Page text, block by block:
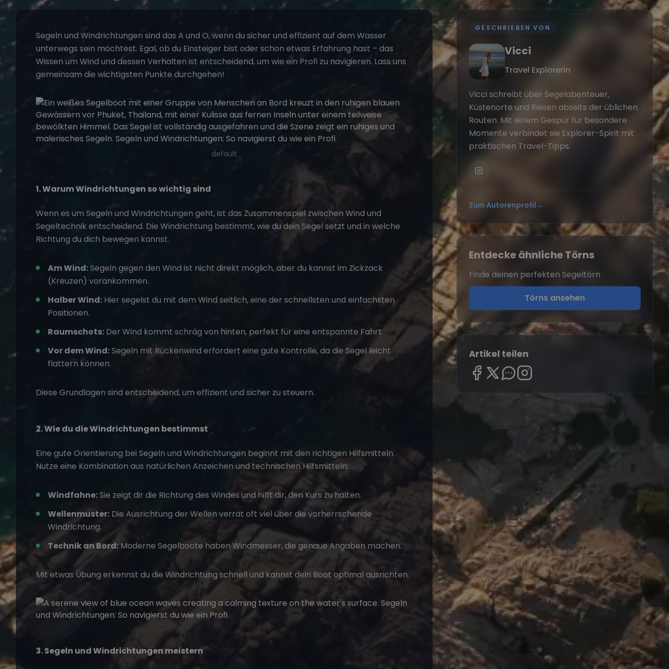
Segeln und Windrichtungen sind das A und O, wenn du sicher und effizient auf dem Wasser
unterwegs sein möchtest. Egal, ob du Einsteiger bist oder schon etwas Erfahrung hast – das
Wissen um Wind und dessen Verhalten ist entscheidend, um wie ein Profi zu navigieren. Lass uns
gemeinsam die wichtigsten Punkte durchgehen!
default
1. Warum Windrichtungen so wichtig sind
Wenn es um Segeln und Windrichtungen geht, ist das Zusammenspiel zwischen Wind und
Segeltechnik entscheidend. Die Windrichtung bestimmt, wie du dein Segel setzt und in welche
Richtung du dich bewegen kannst.
Am Wind:Segeln gegen den Wind ist nicht direkt möglich, aber du kannst im Zickzack
(Kreuzen) vorankommen.
Halber Wind: Hier segelst du mit dem Wind seitlich, eine der schnellsten und einfachsten
Positionen.
Raumschots: Der Wind kommt schräg von hinten, perfekt für eine entspannte Fahrt.
Vor dem Wind:Segeln mit Rückenwind erfordert eine gute Kontrolle, da die Segel leicht
flattern können.
Diese Grundlagen sind entscheidend, um effizient und sicher zu steuern.
2. Wie du die Windrichtungen bestimmst
Eine gute Orientierung bei Segeln und Windrichtungen beginnt mit den richtigen Hilfsmitteln.
Nutze eine Kombination aus natürlichen Anzeichen und technischen Hilfsmitteln:
Windfahne:Sie zeigt dir die Richtung des Windes und hilft dir, den Kurs zu halten.
Wellenmuster: Die Ausrichtung der Wellen verrät oft viel über die vorherrschende
Windrichtung.
Technik an Bord:Moderne Segelboote haben Windmesser, die genaue Angaben machen.
Mit etwas Übung erkennst du die Windrichtung schnell und kannst dein Boot optimal ausrichten.
3. Segeln und Windrichtungen meistern
GESCHRIEBEN VON
Vicci
Travel Explorerin
Vicci schreibt über Segelabenteuer,
Küstenorte und Reisen abseits der üblichen
Routen. Mit einem Gespür für besondere
Momente verbindet sie Explorer-Spirit mit
praktischen Travel-Tipps.
Zum Autorenprofil →
Entdecke ähnliche Törns
Finde deinen perfekten Segeltörn
Törns ansehen
Artikel teilen